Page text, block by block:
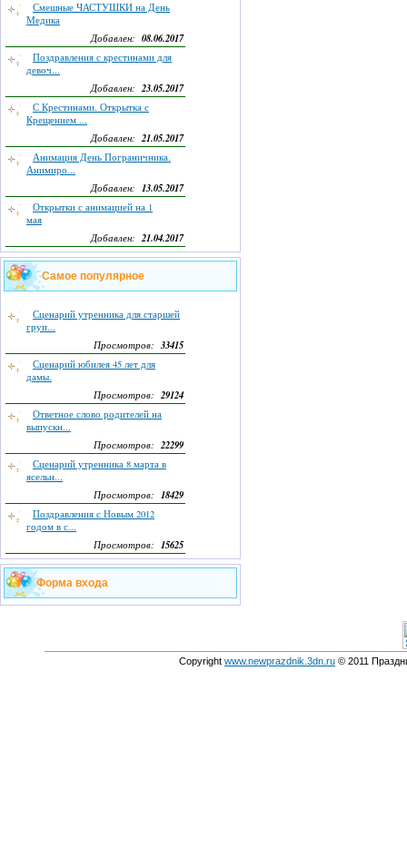
Смешные ЧАСТУШКИ на День
Медика
Добавлен: 08.06.2017
Поздравления с крестинами для
девоч...
Добавлен:23.05.2017
С Крестинами. Открытка с
Крещением ...
Добавлен:21.05.2017
Анимация День Пограничника.
Анимиро...
Добавлен: 13.05.2017
Открытки с анимацией на 1
мая
Добавлен:21.04.2017
Самое популярное
Сценарий утренника для старшей
груп...
Просмотров: 33415
Сценарий юбилея 45 лет для
дамы.
Просмотров:29124
Ответное слово родителей на
выпускн...
Просмотров:22299
Сценарий утренника 8 марта в
ясельн...
Просмотров: 18429
Поздравления с Новым 2012
годом в с...
Просмотров: 15625
Форма входа
Copyright www.newprazdnik.3dn.ru © 2011